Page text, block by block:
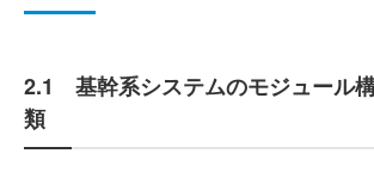
2.1 基幹系システムのモジュール
類